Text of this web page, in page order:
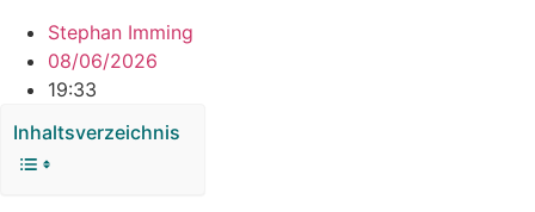
Stephan Imming
08/06/2026
19:33
Inhaltsverzeichnis